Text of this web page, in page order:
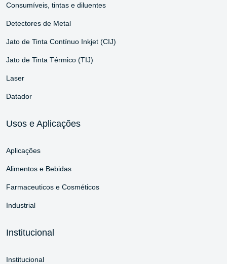
Consumíveis, tintas e diluentes
Detectores de Metal
Jato de Tinta Contínuo Inkjet (CIJ)
Jato de Tinta Térmico (TIJ)
Laser
Datador
Usos e Aplicações
Aplicações
Alimentos e Bebidas
Farmaceuticos e Cosméticos
Industrial
Institucional
Institucional